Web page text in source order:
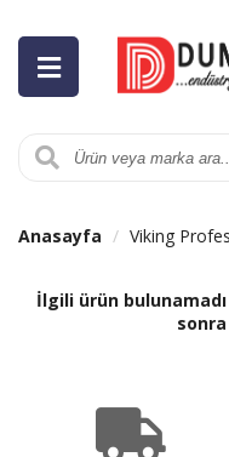
Anasayfa Viking
İlgili ürün